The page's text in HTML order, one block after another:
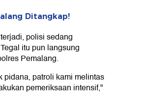
Ditangkap!
polisi sedang
itu pun langsung
Pemalang.
pidana, patroli kami melintas
pemeriksaan intensif,"